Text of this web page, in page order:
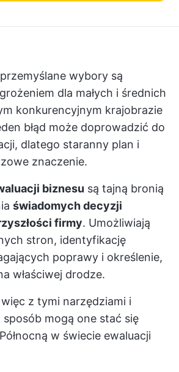
wybory są
dla małych i średnich
konkurencyjnym krajobrazie
błąd może doprowadzić do
dlatego staranny plan i
znaczenie.
biznesu są tajną bronią
świadomych decyzji
firmy. Umożliwiają
stron, identyfikację
poprawy i określenie,
właściwej drodze.
z tymi narzędziami i
mogą one stać się
w świecie ewaluacji